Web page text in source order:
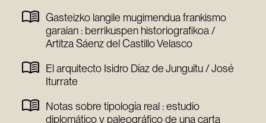
Gasteizko langile mugimendua frankismo
garaian : berrikuspen historiografikoa /
Artitza Sáenz del Castillo Velasco
El arquitecto Isidro Díaz de Junguitu / José
Iturrate
Notas sobre tipología real : estudio
diplomático y paleográfico de una carta